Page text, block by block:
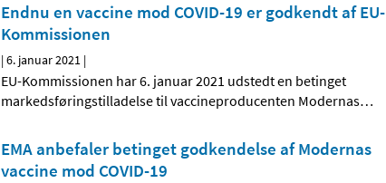
Endnu en vaccine mod COVID-19 er godkendt af EU-
Kommissionen
|6. januar 2021 |
EU-Kommissionen har 6. januar 2021 udstedt en betinget
markedsføringstilladelse til vaccineproducenten Modernas…
EMA anbefaler betinget godkendelse af Modernas
vaccine mod COVID-19